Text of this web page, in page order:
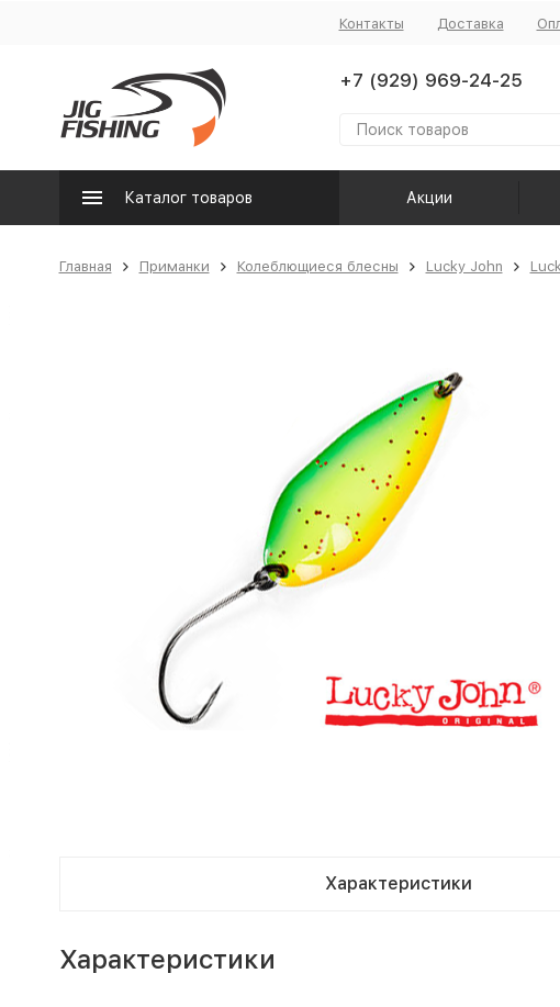
Контакты Доставка
+7 (929) 969-24-25
Каталог товаров Акции
Главная Приманки Колеблющиеся блесны Lucky John
Характеристики
Характеристики